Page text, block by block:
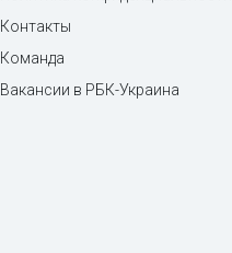
Контакты
Команда
Вакансии в РБК-Украина